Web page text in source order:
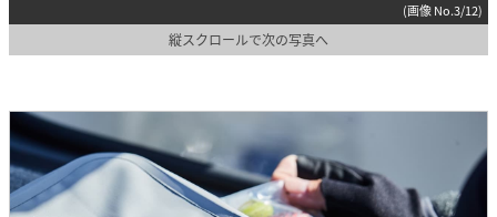
(画像 No.3/12)
縦スクロールで次の写真へ